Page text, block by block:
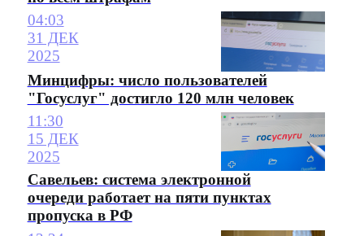
04:03
31 ДЕК
2025
Минцифры: число пользователей
"Госуслуг" достигло 120 млн человек
11:30
15 ДЕК
2025
Савельев: система электронной
очереди работает на пяти пунктах
пропуска в РФ